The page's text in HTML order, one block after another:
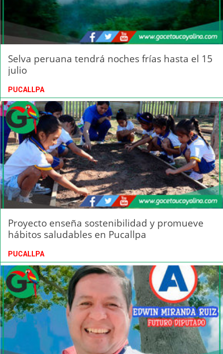
Selva peruana tendrá noches frías hasta el 15
julio
PUCALLPA
Proyecto enseña sostenibilidad y promueve
hábitos saludables en Pucallpa
PUCALLPA